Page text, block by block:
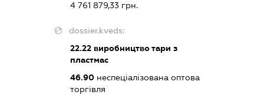
4 761 879,33 грн.
dossier.kveds:
22.22виробництво тари з
пластмас
46.90неспеціалізована оптова
торгівля